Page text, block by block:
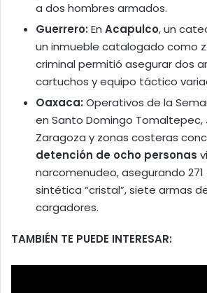
a dos hombres armados.
Guerrero: En Acapulco, un
un inmueble catalogado como
criminal permitió asegurar dos
cartuchos y equipo táctico
Oaxaca: Operativos de la
en Santo Domingo Tomaltepec,
Zaragoza y zonas costeras
detención de ocho personas
narcomenudeo, asegurando
sintética “cristal”, siete armas
cargadores.
TAMBIÉN TE PUEDE INTERESAR: